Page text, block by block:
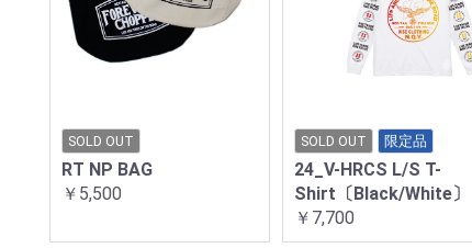
SOLD OUT
RT NP BAG
￥5,500
SOLD OUT 限定品
24_V-HRCS L/S T-
Shirt〔Black/White〕
￥7,700